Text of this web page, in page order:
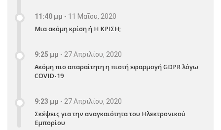
11:40 μμ - 11 Μαΐου, 2020
Μια ακόμη κρίση ή Η ΚΡΙΣΗ;
9:25 μμ - 27 Απριλίου, 2020
Ακόμη πιο απαραίτητη η πιστή εφαρμογή GDPR λόγω
COVID-19
9:23 μμ - 27 Απριλίου, 2020
Σκέψεις για την αναγκαιότητα του Ηλεκτρονικού
Εμπορίου